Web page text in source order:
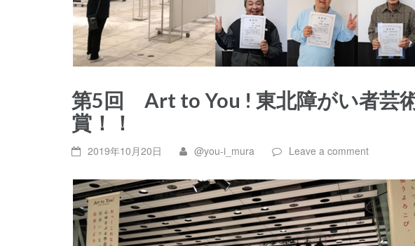
第5回 Art to You ! 東北障がい者芸
賞！！
2019年10月20日 @you-i_mura Leave a comment